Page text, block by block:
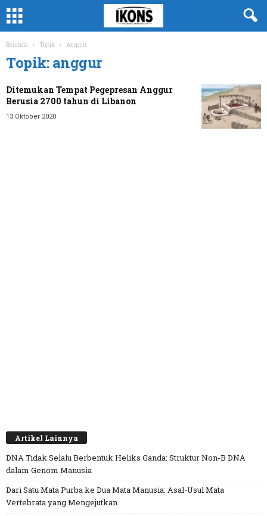
Beranda Topik Anggur
Topik: anggur
Ditemukan Tempat Pegepresan Anggur
Berusia 2700 tahun di Libanon
13 Oktober 2020
Artikel Lainnya
DNA Tidak Selalu Berbentuk Heliks Ganda: Struktur Non-B DNA
dalam Genom Manusia
Dari Satu Mata Purba ke Dua Mata Manusia: Asal-Usul Mata
Vertebrata yang Mengejutkan